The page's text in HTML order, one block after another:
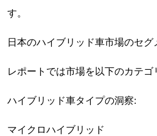
す。
日本のハイブリッド車市場のセグ
レポートでは市場を以下のカテゴ
ハイブリッド車タイプの洞察:
マイクロハイブリッド